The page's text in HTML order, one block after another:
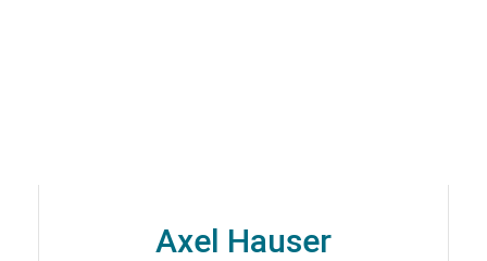
Axel Hauser